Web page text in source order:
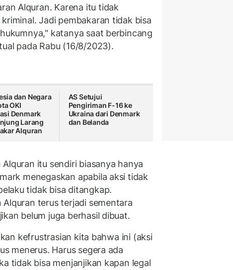
Alquran. Karena itu tidak
Jadi pembakaran tidak bisa
katanya saat berbincang
pada Rabu (16/8/2023).
dan Negara
OKI
Denmark
Larang
Alquran
AS Setujui
Pengiriman F-16 ke
Ukraina dari Denmark
dan Belanda
itu sendiri biasanya hanya
menegaskan apabila aksi tidak
tidak bisa ditangkap.
Alquran terus terjadi sementara
belum juga berhasil dibuat.
kefrustrasian kita bahwa ini (aksi
menerus. Harus segera ada
tidak bisa menjanjikan kapan legal